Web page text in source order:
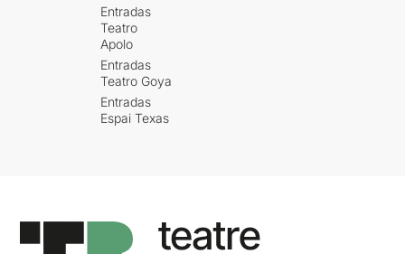
Entradas
Teatro
Apolo
Entradas
Teatro Goya
Entradas
Espai Texas